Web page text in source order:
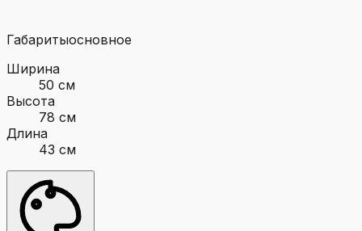
Габаритыосновное
Ширина
50 см
Высота
78 см
Длина
43 см